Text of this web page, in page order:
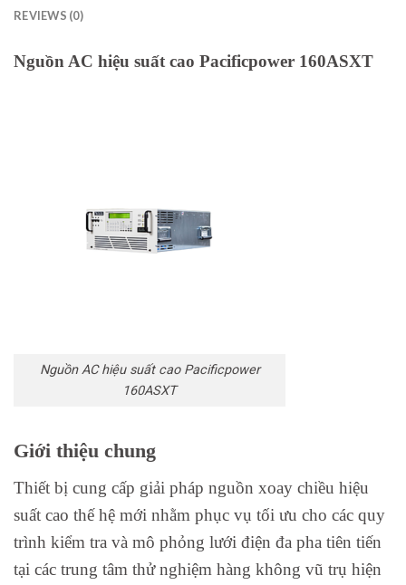
REVIEWS (0)
Nguồn AC hiệu suất cao Pacificpower 160ASXT
Nguồn AC hiệu suất cao Pacificpower
160ASXT
Giới thiệu chung
Thiết bị cung cấp giải pháp nguồn xoay chiều hiệu
suất cao thế hệ mới nhằm phục vụ tối ưu cho các quy
trình kiểm tra và mô phỏng lưới điện đa pha tiên tiến
tại các trung tâm thử nghiệm hàng không vũ trụ hiện